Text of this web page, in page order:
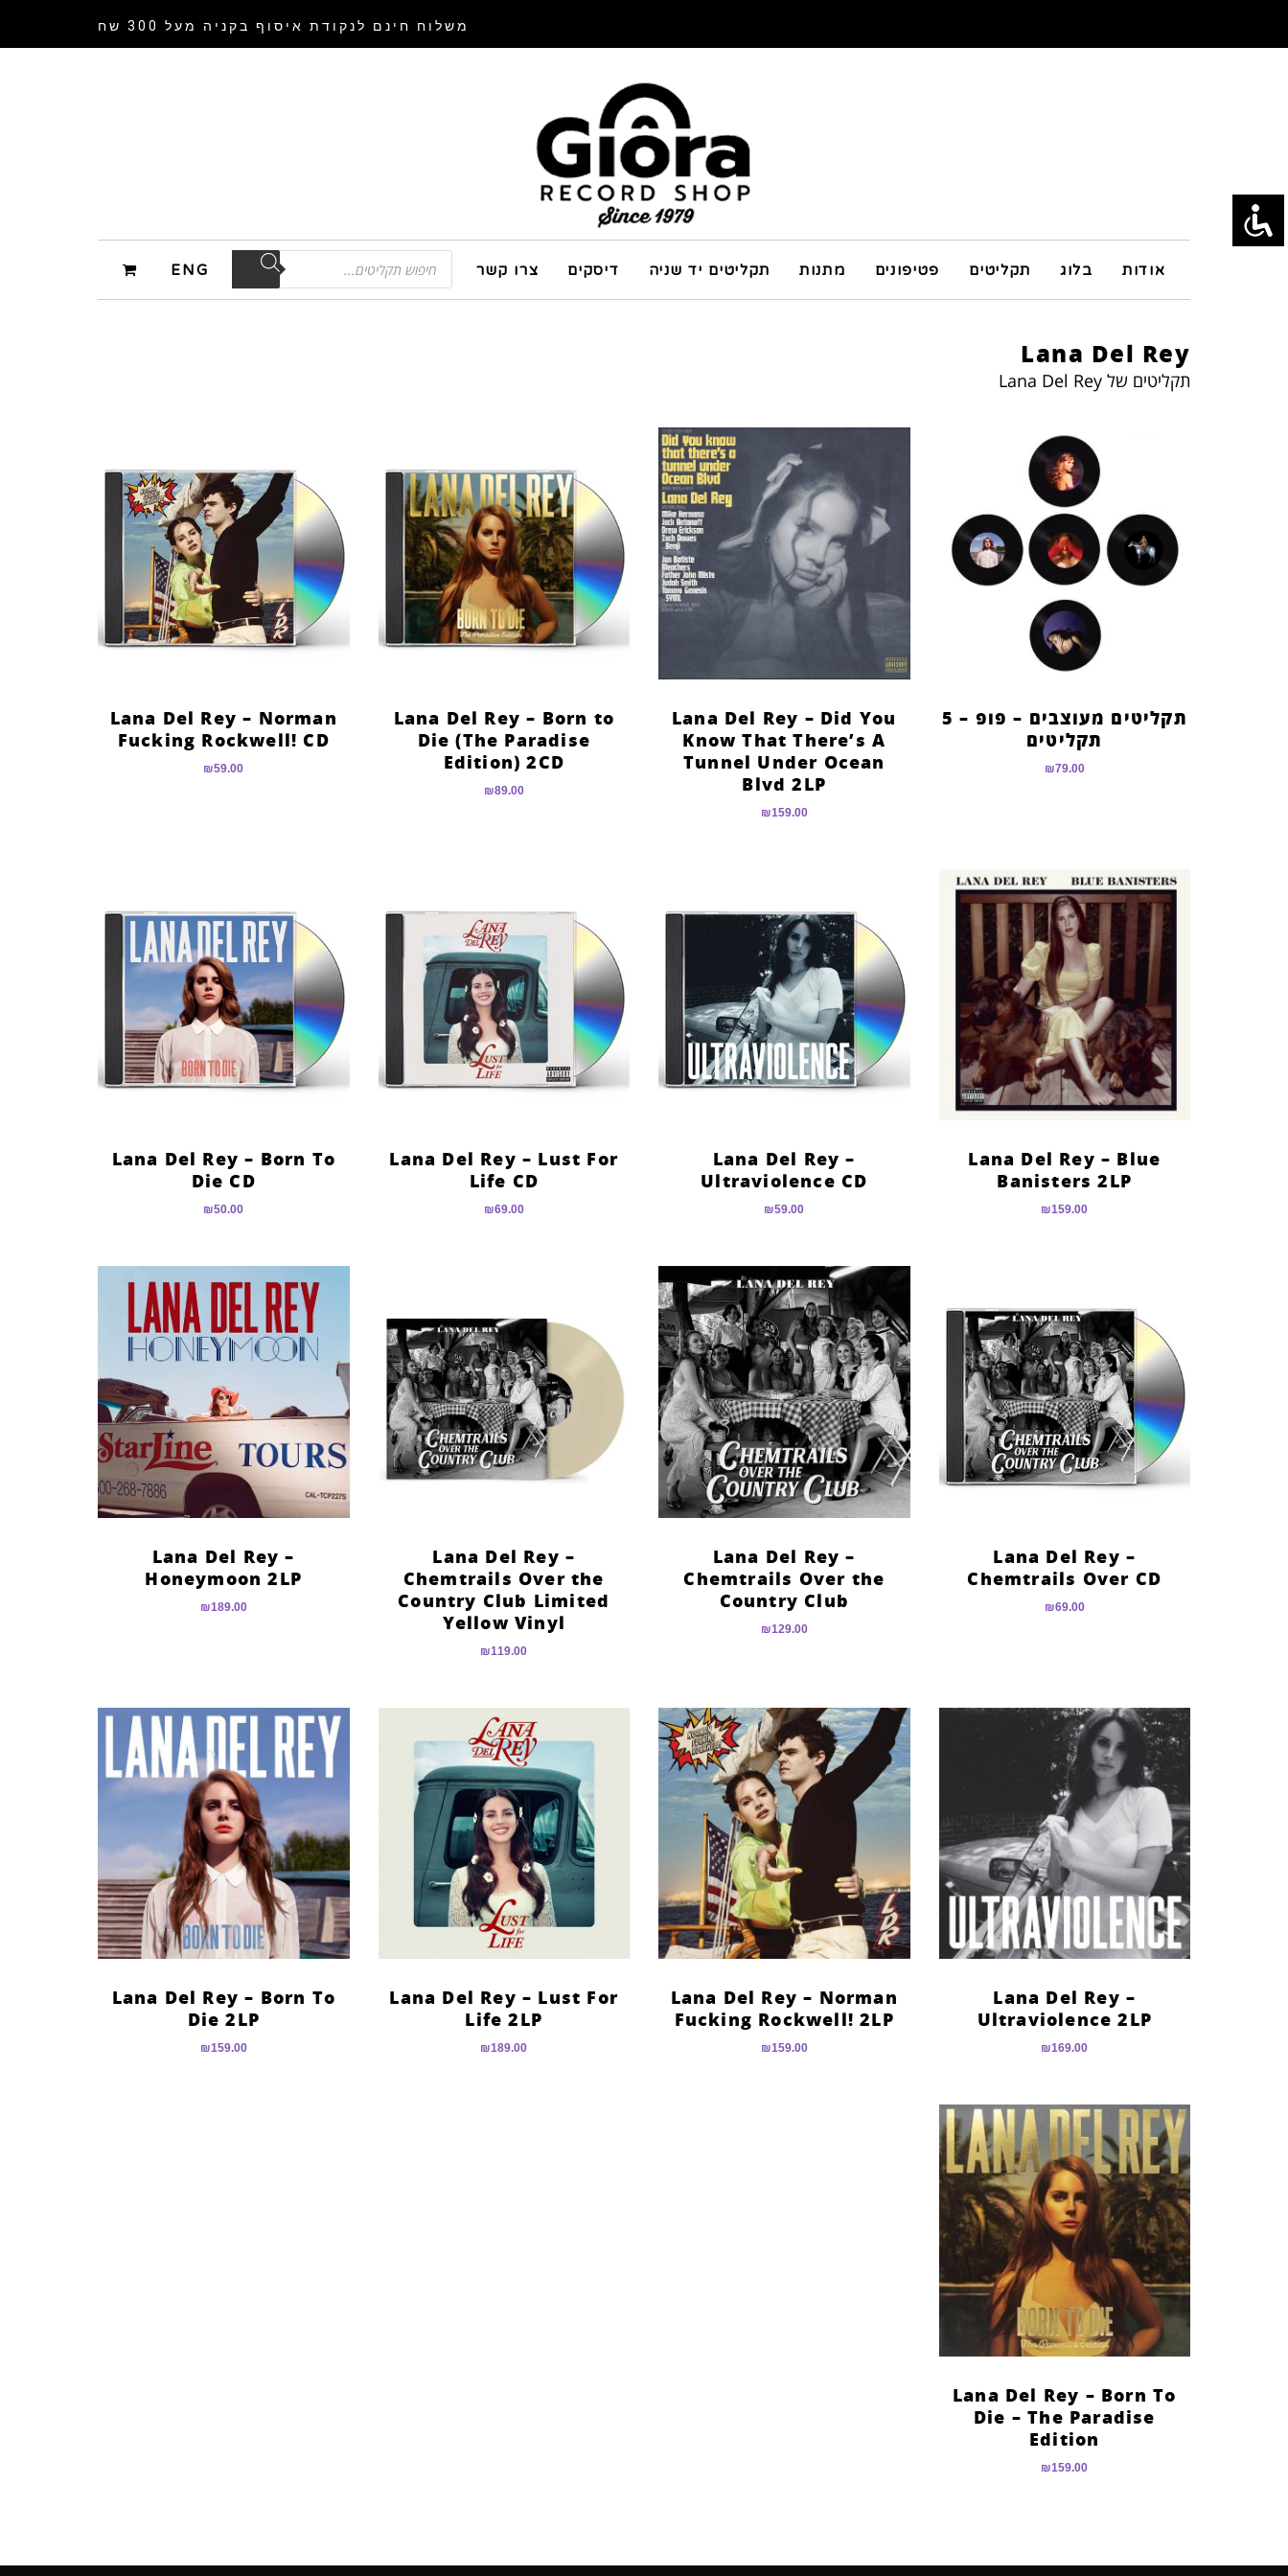
משלוח חינם לנקודת איסוף בקניה מעל 300 שח
אודות בלוג תקליטים פטיפונים מתנות תקליטים יד שניה דיסקים צרו קשר ENG
Lana Del Rey
תקליטים של Lana Del Rey
תקליטים מעוצבים – פופ – 5
תקליטים
₪79.00
Lana Del Rey – Did You
Know That There’s A
Tunnel Under Ocean
Blvd 2LP
₪159.00
Lana Del Rey – Born to
Die (The Paradise
Edition) 2CD
₪89.00
Lana Del Rey – Norman
Fucking Rockwell! CD
₪59.00
Lana Del Rey – Blue
Banisters 2LP
₪159.00
Lana Del Rey –
Ultraviolence CD
₪59.00
Lana Del Rey – Lust For
Life CD
₪69.00
Lana Del Rey – Born To
Die CD
₪50.00
Lana Del Rey –
Chemtrails Over CD
₪69.00
Lana Del Rey –
Chemtrails Over the
Country Club
₪129.00
Lana Del Rey –
Chemtrails Over the
Country Club Limited
Yellow Vinyl
₪119.00
Lana Del Rey –
Honeymoon 2LP
₪189.00
Lana Del Rey –
Ultraviolence 2LP
₪169.00
Lana Del Rey – Norman
Fucking Rockwell! 2LP
₪159.00
Lana Del Rey – Lust For
Life 2LP
₪189.00
Lana Del Rey – Born To
Die 2LP
₪159.00
Lana Del Rey – Born To
Die – The Paradise
Edition
₪159.00